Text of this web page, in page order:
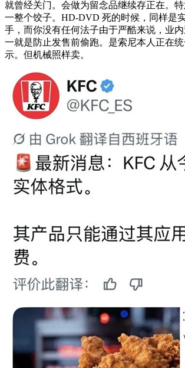
就曾经关门。会做为留念品继续存正在。
一整个饺子。HD-DVD 死的时候，同样是
手，而你没有任何法子由于严酷来说，业
一就是防止发售前偷跑。是索尼本人正在
示。但机械照样卖。